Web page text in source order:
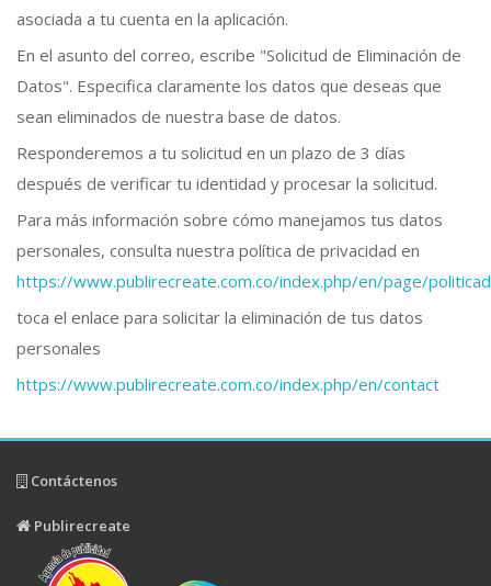
asociada a tu cuenta en la aplicación.
En el asunto del correo, escribe "Solicitud de Eliminación de
Datos". Especifica claramente los datos que deseas que
sean eliminados de nuestra base de datos.
Responderemos a tu solicitud en un plazo de 3 días
después de verificar tu identidad y procesar la solicitud.
Para más información sobre cómo manejamos tus datos
personales, consulta nuestra política de privacidad en
https://www.publirecreate.com.co/index.php/en/page/
toca el enlace para solicitar la eliminación de tus datos
personales
https://www.publirecreate.com.co/index.php/en/contact
Contáctenos
Publirecreate